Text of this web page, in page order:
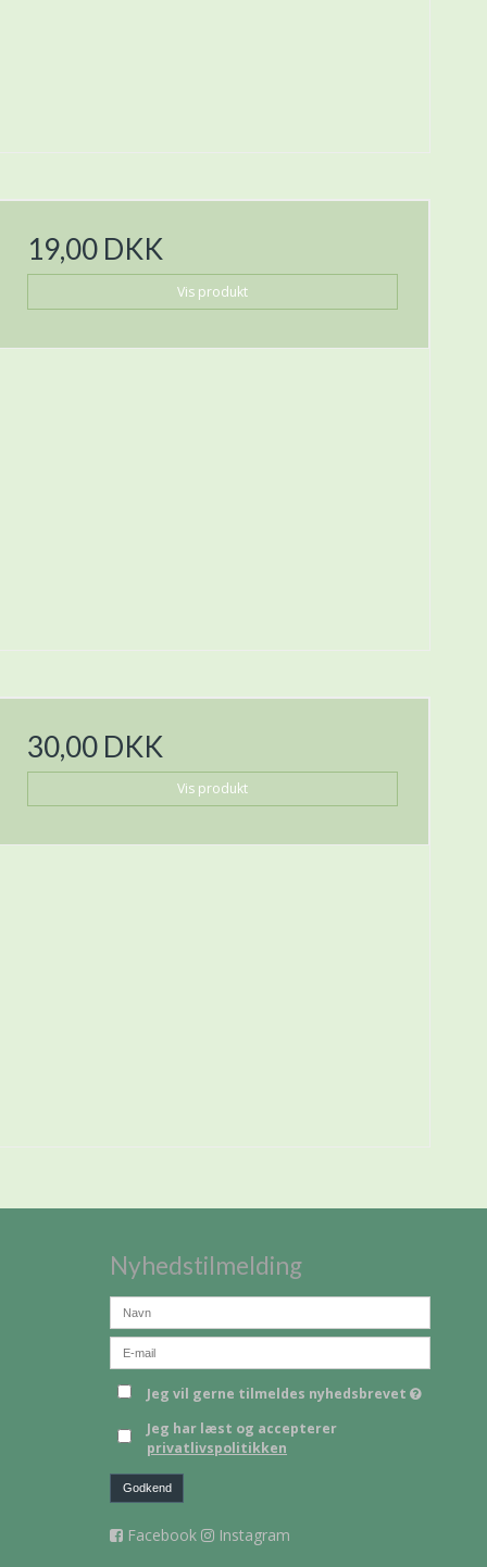
19,00 DKK
Vis produkt
30,00 DKK
Vis produkt
Nyhedstilmelding
Jeg vil gerne tilmeldes nyhedsbrevet
Jeg har læst og accepterer
privatlivspolitikken
Godkend
Facebook Instagram